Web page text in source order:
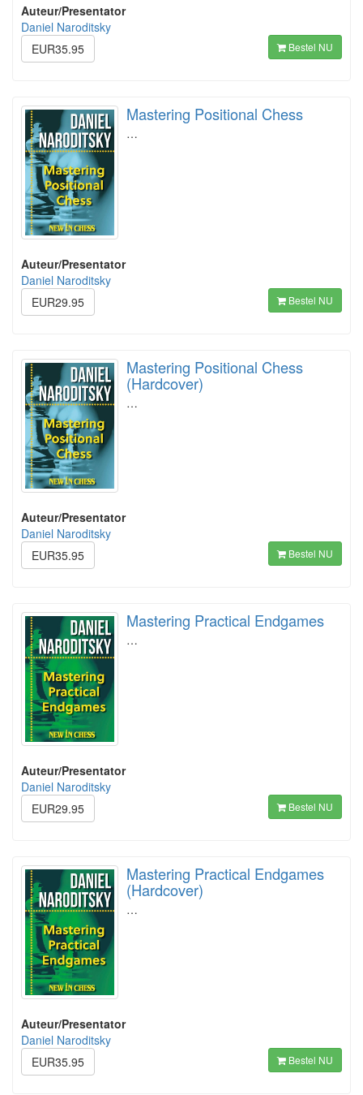
Auteur/Presentator
Daniel Naroditsky
EUR35.95
Bestel NU
Mastering Positional Chess
…
Auteur/Presentator
Daniel Naroditsky
EUR29.95
Bestel NU
Mastering Positional Chess
(Hardcover)
…
Auteur/Presentator
Daniel Naroditsky
EUR35.95
Bestel NU
Mastering Practical Endgames
…
Auteur/Presentator
Daniel Naroditsky
EUR29.95
Bestel NU
Mastering Practical Endgames
(Hardcover)
…
Auteur/Presentator
Daniel Naroditsky
EUR35.95
Bestel NU